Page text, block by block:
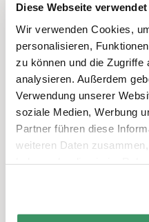
Diese Webseite
Wir verwenden Cookies,
personalisieren,
zu können und die Zugriffe
analysieren. Außerdem
Verwendung unserer
soziale Medien, Werbung
Partner führen diese
weiteren Daten